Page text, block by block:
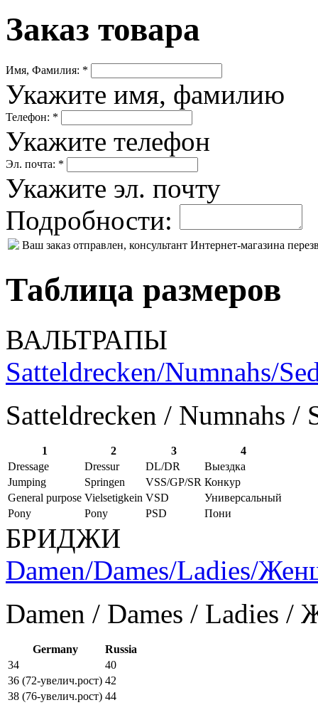
Заказ товара
Имя, Фамилия: *
Укажите имя, фамилию
Телефон: *
Укажите телефон
Эл. почта: *
Укажите эл. почту
Подробности:
Ваш заказ отправлен, консультант Интернет-магазина
Таблица размеров
ВАЛЬТРАПЫ
Satteldrecken/Numnahs/
Satteldrecken / Numnahs /
1 2 3
4
Dressage
Dressur DL/DR
Выездка
Jumping
Springen VSS/GP/SR Конкур
General purpose Vielsetigkein VSD
Универсальный
Pony
Pony PSD Пони
БРИДЖИ
Damen/Dames/Ladies/
Damen / Dames / Ladies
Germany
Russia
34
40
36 (72-увелич.рост) 42
38 (76-увелич.рост) 44